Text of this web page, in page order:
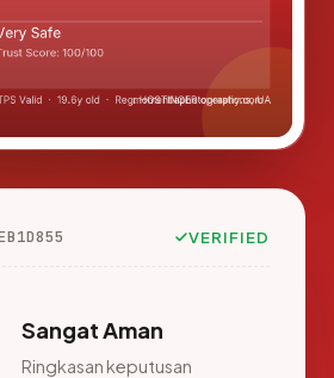
VERIFIED
Sangat Aman
Ringkasan keputusan